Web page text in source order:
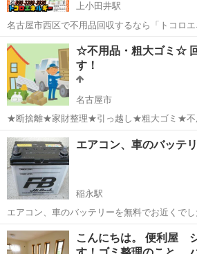
上小田井駅
名古屋市西区で不用品回収するなら「トコロエ
「粗大ゴミを回収してほしい」「遺品を整理
時に出た不用品をどうにかしたい」お客様の
り添います。また、安心・安全を大...
愛知 名古屋市 上小田井駅 不用品
☆不用品・粗大ゴミ☆
す！
名古屋市
★断捨離★家財整理★引っ越し★粗大ゴミ★不用品 ◎少
OK！！ ・距離、搬出内容、回収品でのお見積りとなります ◎積み放
題パック ・1t平トラック(3㎥)¥33,000税込
愛知 名古屋市 不用品回収
エアコン、車のバッテ
稲永駅
エアコン、車のバッテリーを無料でお近くで
エアコンの買い替えを考えている方処分費用
テリー処分に困っていま
愛知 名古屋市 不用品回収
こんにちは。 便利屋